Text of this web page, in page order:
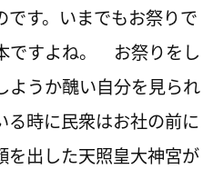
す。いまでもお祭りで
ですよね。 お祭りをし
ようか醜い自分を見られ
る時に民衆はお社の前に
を出した天照皇大神宮が